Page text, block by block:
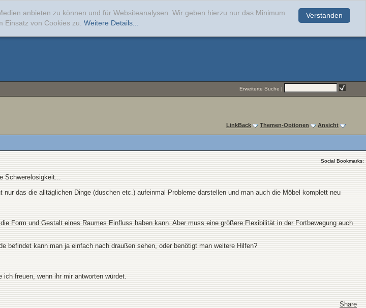
Verstanden
anbieten zu können und für Websiteanalysen. Wir geben hierzu nur das Minimum
Einsatz von Cookies zu. Weitere Details...
Erweiterte Suche |
LinkBack Themen-Optionen Ansicht
Social Bookmarks:
Schwerelosigkeit...
das die alltäglichen Dinge (duschen etc.) aufeinmal Probleme darstellen und man auch die Möbel komplett neu
Form und Gestalt eines Raumes Einfluss haben kann. Aber muss eine größere Flexibilität in der Fortbewegung auch
befindet kann man ja einfach nach draußen sehen, oder benötigt man weitere Hilfen?
freuen, wenn ihr mir antworten würdet.
Share